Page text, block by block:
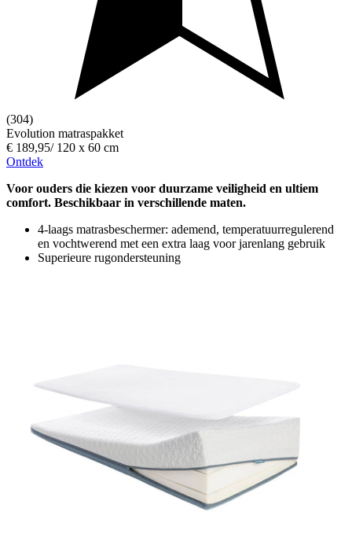
(304)
Evolution matraspakket
€ 189,95/ 120 x 60 cm
Ontdek
Voor ouders die kiezen voor duurzame veiligheid en ultiem
comfort. Beschikbaar in verschillende maten.
4-laags matrasbeschermer: ademend, temperatuurregulerend
en vochtwerend met een extra laag voor jarenlang gebruik
Superieure rugondersteuning